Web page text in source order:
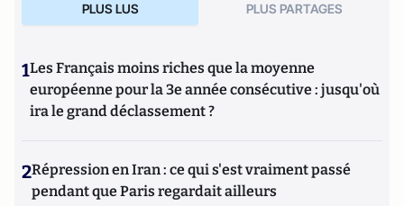
PLUS LUS PLUS PARTAGES
1Les Français moins riches que la moyenne
européenne pour la 3e année consécutive : jusqu'où
ira le grand déclassement ?
2Répression en Iran : ce qui s'est vraiment passé
pendant que Paris regardait ailleurs